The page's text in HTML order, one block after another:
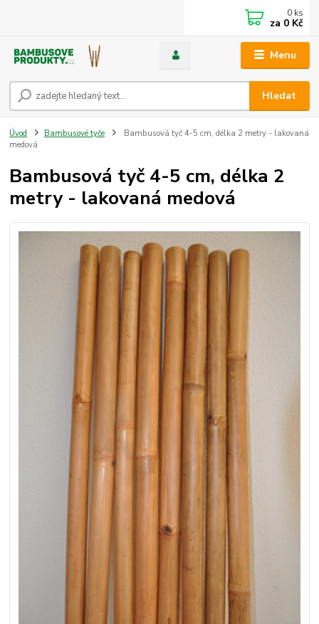
Menu
Hledat
0 ks
za 0 Kč
Úvod Bambusové tyče
Bambusová tyč 4-5 cm, délka 2 metry - lakovaná
medová
Bambusová tyč 4-5 cm, délka 2
metry - lakovaná medová